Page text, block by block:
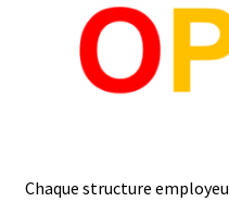
Chaque structure